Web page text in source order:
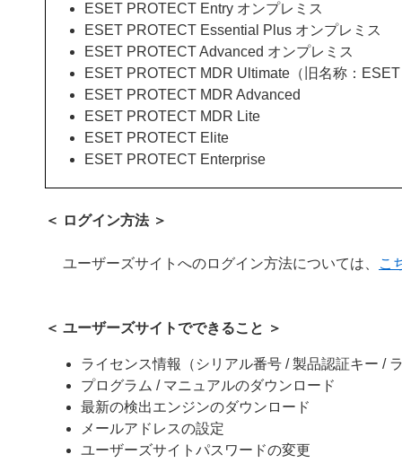
ESET PROTECT Entry オンプレミス
ESET PROTECT Essential Plus オンプレミス
ESET PROTECT Advanced オンプレミス
ESET PROTECT MDR Ultimate（旧名称：
ESET PROTECT MDR Advanced
ESET PROTECT MDR Lite
ESET PROTECT Elite
ESET PROTECT Enterprise
＜ ログイン方法 ＞
ユーザーズサイトへのログイン方法については、 こ
＜ ユーザーズサイトでできること ＞
ライセンス情報（シリアル番号 / 製品認証キー /
プログラム / マニュアルのダウンロード
最新の検出エンジンのダウンロード
メールアドレスの設定
ユーザーズサイトパスワードの変更